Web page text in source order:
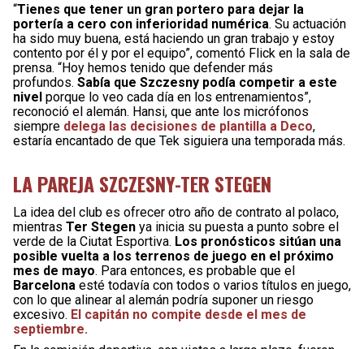
“Tienes que tener un gran portero para dejar la
portería a cero con inferioridad numérica. Su actuación
ha sido muy buena, está haciendo un gran trabajo y estoy
contento por él y por el equipo”, comentó Flick en la sala de
prensa. “Hoy hemos tenido que defender más
profundos. Sabía que Szczesny podía competir a este
nivel porque lo veo cada día en los entrenamientos”,
reconoció el alemán. Hansi, que ante los micrófonos
siempre delega las decisiones de plantilla a Deco,
estaría encantado de que Tek siguiera una temporada más.
LA PAREJA SZCZESNY-TER STEGEN
La idea del club es ofrecer otro año de contrato al polaco,
mientras Ter Stegen ya inicia su puesta a punto sobre el
verde de la Ciutat Esportiva. Los pronósticos sitúan una
posible vuelta a los terrenos de juego en el próximo
mes de mayo. Para entonces, es probable que el
Barcelona esté todavía con todos o varios títulos en juego,
con lo que alinear al alemán podría suponer un riesgo
excesivo. El capitán no compite desde el mes de
septiembre.